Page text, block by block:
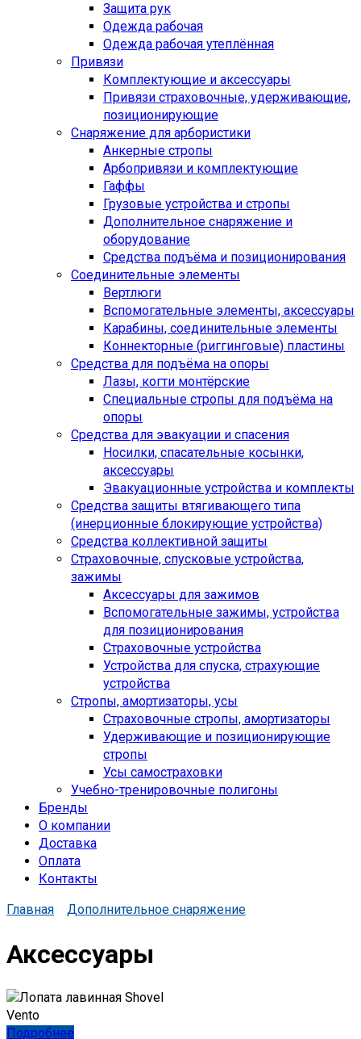
Защита рук
Одежда рабочая
Одежда рабочая утеплённая
Привязи
Комплектующие и аксессуары
Привязи страховочные, удерживающие,
позиционирующие
Снаряжение для арбористики
Анкерные стропы
Арбопривязи и комплектующие
Гаффы
Грузовые устройства и стропы
Дополнительное снаряжение и
оборудование
Средства подъёма и позиционирования
Соединительные элементы
Вертлюги
Вспомогательные элементы, аксессуары
Карабины, соединительные элементы
Коннекторные (риггинговые) пластины
Средства для подъёма на опоры
Лазы, когти монтёрские
Специальные стропы для подъёма на
опоры
Средства для эвакуации и спасения
Носилки, спасательные косынки,
аксессуары
Эвакуационные устройства и комплекты
Средства защиты втягивающего типа
(инерционные блокирующие устройства)
Средства коллективной защиты
Страховочные, спусковые устройства,
зажимы
Аксессуары для зажимов
Вспомогательные зажимы, устройства
для позиционирования
Страховочные устройства
Устройства для спуска, cтрахующие
устройства
Стропы, амортизаторы, усы
Страховочные стропы, амортизаторы
Удерживающие и позиционирующие
стропы
Усы самостраховки
Учебно-тренировочные полигоны
Бренды
О компании
Доставка
Оплата
Контакты
Главная
Дополнительное снаряжение
Аксессуары
Подробнее